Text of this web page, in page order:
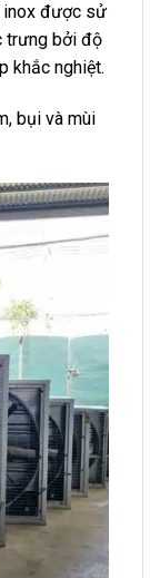
inox được sử
trưng bởi độ
khắc nghiệt.
bụi và mùi